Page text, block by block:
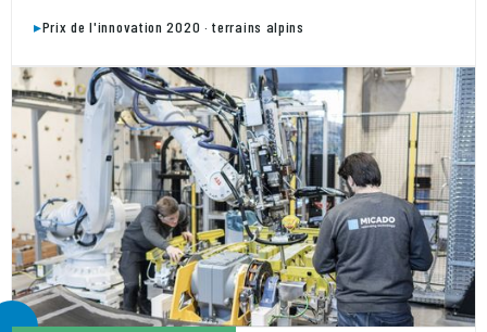
▸Prix de l'innovation 2020 · terrains alpins